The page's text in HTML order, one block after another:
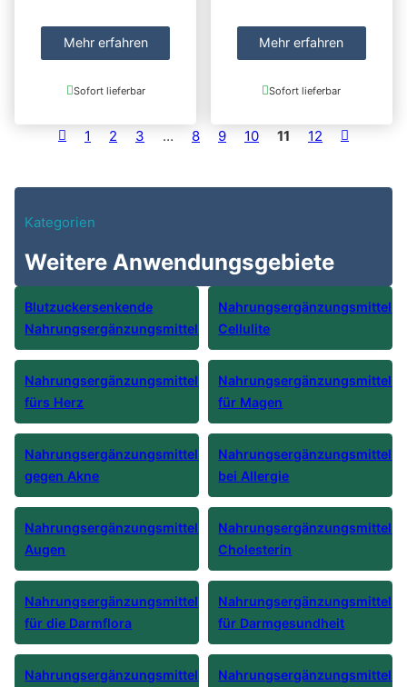
Mehr erfahren
Sofort lieferbar
Mehr erfahren
Sofort lieferbar
1 2 3 … 8 9 10 11 12
Weitere Anwendungsgebiete
Kategorien
Blutzuckersenkende
Nahrungsergänzungsmittel
Nahrungsergänzungsmittel
Cellulite
Nahrungsergänzungsmittel
fürs Herz
Nahrungsergänzungsmittel
für Magen
Nahrungsergänzungsmittel
gegen Akne
Nahrungsergänzungsmittel
bei Allergie
Nahrungsergänzungsmittel
Augen
Nahrungsergänzungsmittel
Cholesterin
Nahrungsergänzungsmittel
für die Darmflora
Nahrungsergänzungsmittel
für Darmgesundheit
Nahrungsergänzungsmittel Nahrungsergänzungsmittel